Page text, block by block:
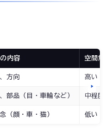
内容 空間解
方向 高い（
部品（目・車輪など） 中程度
（顔・車・猫） 低い（